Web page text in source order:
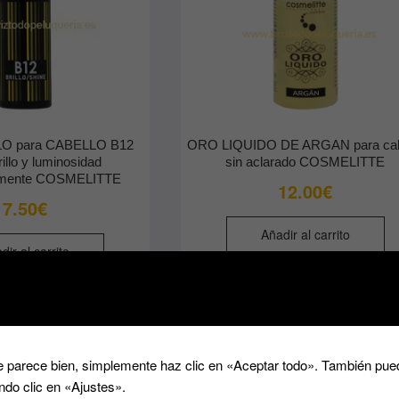
para CABELLO B12
y luminosidad
COSMELITTE
7.50€
al carrito
ORO LIQUIDO DE ARGAN para
sin aclarado COSMELITTE
12.00€
Añadir al carrito
bien, simplemente haz clic en «Aceptar todo». También
clic en «Ajustes».